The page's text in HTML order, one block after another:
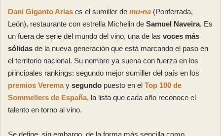
Dani Giganto Arias es el sumiller de mu•na (Ponferrada,
León), restaurante con estrella Michelin de Samuel Naveira. Es
un fuera de serie del mundo del vino, una de las voces más
sólidas de la nueva generación que está marcando el paso en
el territorio nacional. Su nombre ya suena con fuerza en los
principales rankings: segundo mejor sumiller del país en los
premios Veremay segundo puesto en el Top 100 de
Sommeliers de España, la lista que cada año reconoce el
talento en torno al vino.